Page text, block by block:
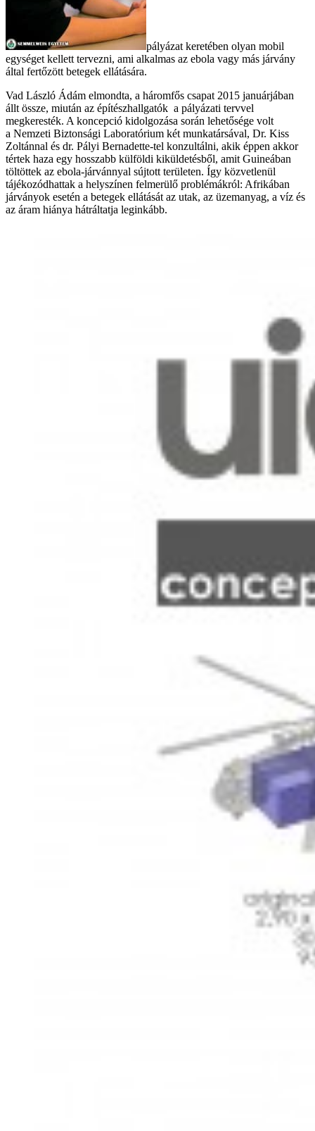
pályázat keretében olyan mobil
egységet kellett tervezni, ami alkalmas az ebola vagy más járvány
által fertőzött betegek ellátására.
Vad László Ádám elmondta, a háromfős csapat 2015 januárjában
állt össze, miután az építészhallgatók a pályázati tervvel
megkeresték. A koncepció kidolgozása során lehetősége volt
a Nemzeti Biztonsági Laboratórium két munkatársával, Dr. Kiss
Zoltánnal és dr. Pályi Bernadette-tel konzultálni, akik éppen akkor
tértek haza egy hosszabb külföldi kiküldetésből, amit Guineában
töltöttek az ebola-járvánnyal sújtott területen. Így közvetlenül
tájékozódhattak a helyszínen felmerülő problémákról: Afrikában
járványok esetén a betegek ellátását az utak, az üzemanyag, a víz és
az áram hiánya hátráltatja leginkább.